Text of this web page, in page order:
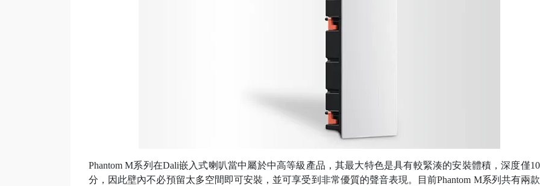
Phantom M系列在Dali嵌入式喇叭當中屬於中高等級產品，其最大特色是具有較緊湊的安裝體積，深度僅
分，因此壁內不必預留太多空間即可安裝，並可享受到非常優質的聲音表現。目前Phantom M系列共有兩